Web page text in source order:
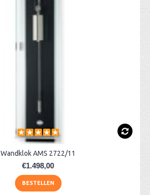
Wandklok AMS 2722/11
€1.498,00
BESTELLEN